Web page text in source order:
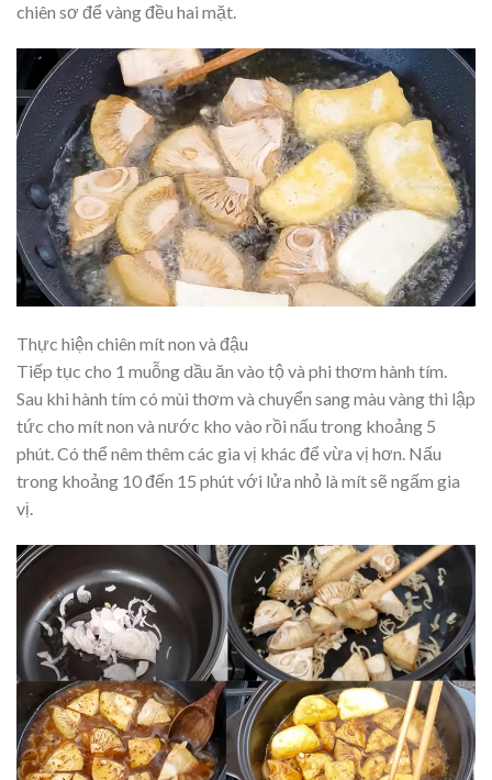
chiên sơ để vàng đều hai mặt.
Thực hiện chiên mít non và đậu
Tiếp tục cho 1 muỗng dầu ăn vào tộ và phi thơm hành tím.
Sau khi hành tím có mùi thơm và chuyển sang màu vàng thì lập
tức cho mít non và nước kho vào rồi nấu trong khoảng 5
phút. Có thể nêm thêm các gia vị khác để vừa vị hơn. Nấu
trong khoảng 10 đến 15 phút với lửa nhỏ là mít sẽ ngấm gia
vị.